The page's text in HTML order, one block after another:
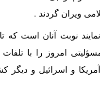
ویران گردند .
نوبت آنان است که
امروز را با
و اسرائیل و دیگر